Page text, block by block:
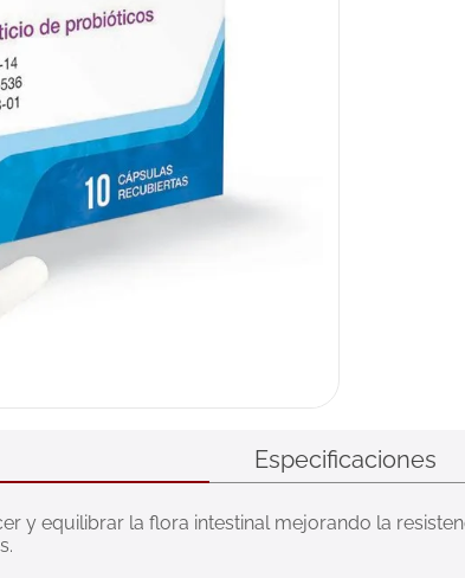
Especificaciones
y equilibrar la flora intestinal mejorando la